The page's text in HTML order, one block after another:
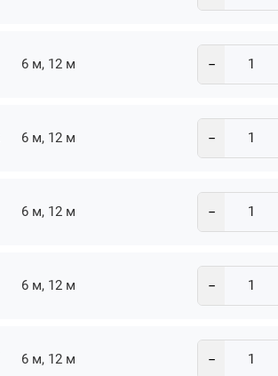
6 м, 12 м −
6 м, 12 м −
6 м, 12 м −
6 м, 12 м −
6 м, 12 м −